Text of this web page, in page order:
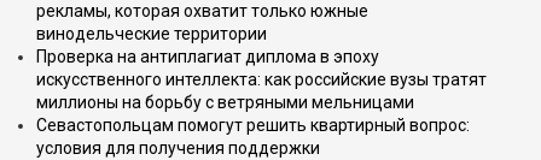
рекламы, которая охватит только южные
винодельческие территории
Проверка на антиплагиат диплома в эпоху
искусственного интеллекта: как российские вузы тратят
миллионы на борьбу с ветряными мельницами
Севастопольцам помогут решить квартирный вопрос:
условия для получения поддержки